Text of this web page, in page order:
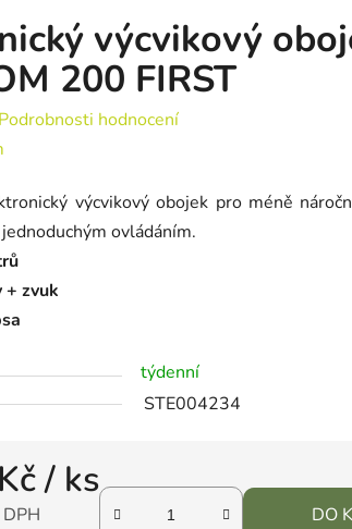
výcvikový
200 FIRST
produktu je 0,0 z 5 hvězdiček.
Podrobnosti hodnocení
výcvikový obojek pro méně
ovládáním.
+ zvuk
týdenní
STE004234
/ ks
DO